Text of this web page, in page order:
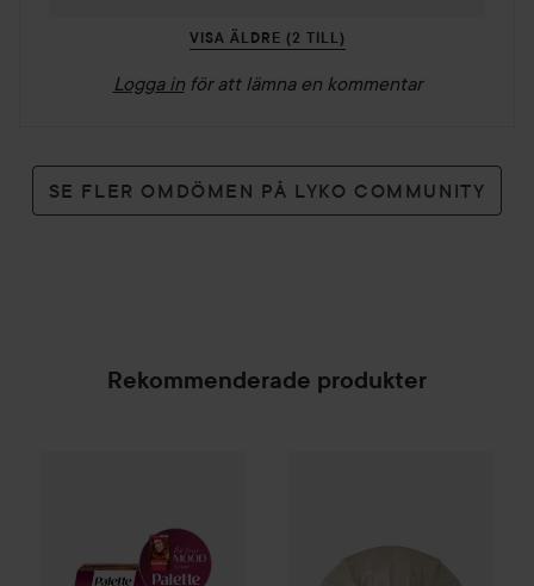
VISA ÄLDRE (2 TILL)
Logga in för att lämna en kommentar
SE FLER OMDÖMEN PÅ LYKO COMMUNITY
Rekommenderade produkter